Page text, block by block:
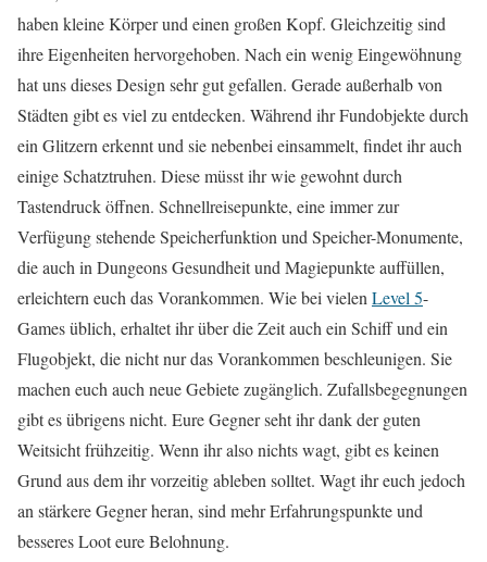
haben kleine Körper und einen großen Kopf. Gleichzeitig sind
ihre Eigenheiten hervorgehoben. Nach ein wenig Eingewöhnung
hat uns dieses Design sehr gut gefallen. Gerade außerhalb von
Städten gibt es viel zu entdecken. Während ihr Fundobjekte durch
ein Glitzern erkennt und sie nebenbei einsammelt, findet ihr auch
einige Schatztruhen. Diese müsst ihr wie gewohnt durch
Tastendruck öffnen. Schnellreisepunkte, eine immer zur
Verfügung stehende Speicherfunktion und Speicher-Monumente,
die auch in Dungeons Gesundheit und Magiepunkte auffüllen,
erleichtern euch das Vorankommen. Wie bei vielen Level 5-
Games üblich, erhaltet ihr über die Zeit auch ein Schiff und ein
Flugobjekt, die nicht nur das Vorankommen beschleunigen. Sie
machen euch auch neue Gebiete zugänglich. Zufallsbegegnungen
gibt es übrigens nicht. Eure Gegner seht ihr dank der guten
Weitsicht frühzeitig. Wenn ihr also nichts wagt, gibt es keinen
Grund aus dem ihr vorzeitig ableben solltet. Wagt ihr euch jedoch
an stärkere Gegner heran, sind mehr Erfahrungspunkte und
besseres Loot eure Belohnung.